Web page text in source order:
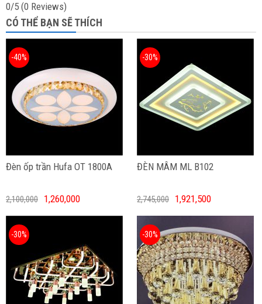
0/5 (0 Reviews)
CÓ THỂ BẠN SẼ THÍCH
Đèn ốp trần Hufa OT 1800A
-40%
2,100,000 1,260,000
ĐÈN MÂM ML B102
-30%
2,745,000 1,921,500
-30% -30%